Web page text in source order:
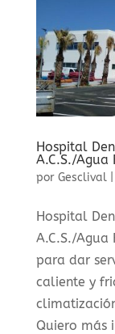
Hospital
A.C.S./Agua
por Gesclival|
Hospital
A.C.S./
para dar
caliente y
Quiero más